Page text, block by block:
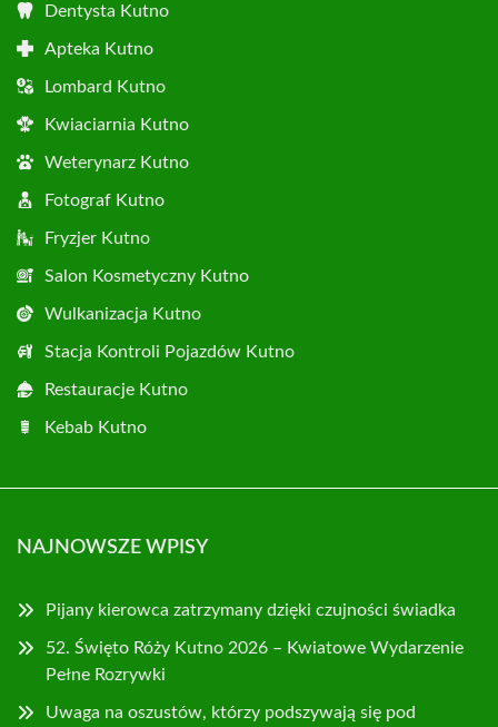
Dentysta Kutno
Apteka Kutno
Lombard Kutno
Kwiaciarnia Kutno
Weterynarz Kutno
Fotograf Kutno
Fryzjer Kutno
Salon Kosmetyczny Kutno
Wulkanizacja Kutno
Stacja Kontroli Pojazdów Kutno
Restauracje Kutno
Kebab Kutno
NAJNOWSZE WPISY
Pijany kierowca zatrzymany dzięki czujności świadka
52. Święto Róży Kutno 2026 – Kwiatowe Wydarzenie
Pełne Rozrywki
Uwaga na oszustów, którzy podszywają się pod